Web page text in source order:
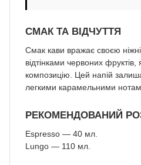
СМАК ТА ВІДЧУТТЯ
Смак кави вражає своєю
відтінками червоних
композицію. Цей напій
легкими карамельними
РЕКОМЕНДОВАНИЙ
Espresso — 40 мл.
Lungo — 110 мл.